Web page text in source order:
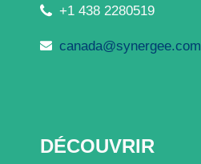
+1 438 2280519
canada@synergee.com
DÉCOUVRIR